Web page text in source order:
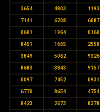
3654 4803 1193
7141 6208 6087
0601 1964 0160
8451 1665 2558
3849 5062 9326
8683 3843 9157
0097 7452 0931
6770 8654 4754
8423 2673 8378